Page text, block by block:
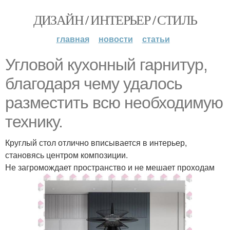
ДИЗАЙН / ИНТЕРЬЕР / СТИЛЬ
главная новости статьи
Угловой кухонный гарнитур,
благодаря чему удалось
разместить всю необходимую
технику.
Круглый стол отлично вписывается в интерьер,
становясь центром композиции.
Не загромождает пространство и не мешает проходам